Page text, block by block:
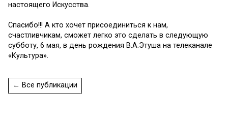
настоящего Искусства.
Спасибо!!! А кто хочет присоединиться к нам,
счастливчикам, сможет легко это сделать в следующую
субботу, 6 мая, в день рождения В.А.Этуша на телеканале
«Культура».
← Все публикации